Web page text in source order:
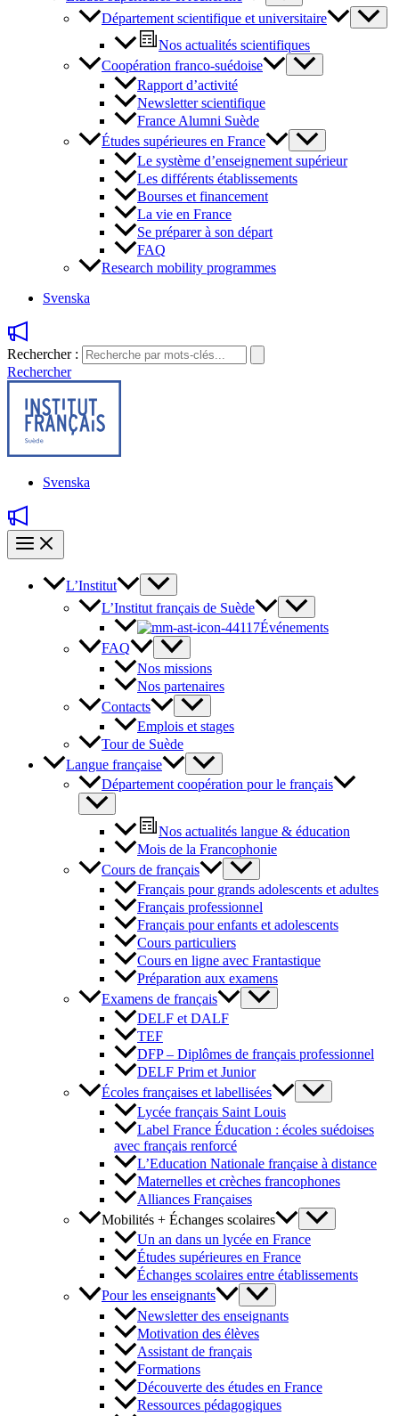
Département scientifique et universitaire
Nos actualités scientifiques
Coopération franco-suédoise
Rapport d’activité
Newsletter scientifique
France Alumni Suède
Études supérieures en France
Le système d’enseignement supérieur
Les différents établissements
Bourses et financement
La vie en France
Se préparer à son départ
FAQ
Research mobility programmes
Svenska
Rechercher :
Rechercher
Svenska
L’Institut
L’Institut français de Suède
Événements
FAQ
Nos missions
Nos partenaires
Contacts
Emplois et stages
Tour de Suède
Langue française
Département coopération pour le français
Nos actualités langue & éducation
Mois de la Francophonie
Cours de français
Français pour grands adolescents et adultes
Français professionnel
Français pour enfants et adolescents
Cours particuliers
Cours en ligne avec Frantastique
Préparation aux examens
Examens de français
DELF et DALF
TEF
DFP – Diplômes de français professionnel
DELF Prim et Junior
Écoles françaises et labellisées
Lycée français Saint Louis
Label France Éducation : écoles suédoises
avec français renforcé
L’Education Nationale française à distance
Maternelles et crèches francophones
Alliances Françaises
Mobilités + Échanges scolaires
Un an dans un lycée en France
Études supérieures en France
Échanges scolaires entre établissements
Pour les enseignants
Newsletter des enseignants
Motivation des élèves
Assistant de français
Formations
Découverte des études en France
Ressources pédagogiques